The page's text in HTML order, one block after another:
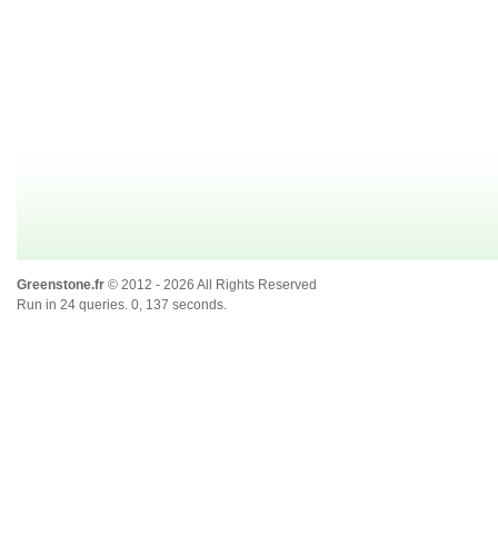
Greenstone.fr © 2012 - 2026 All Rights Reserved
Run in 24 queries. 0, 137 seconds.